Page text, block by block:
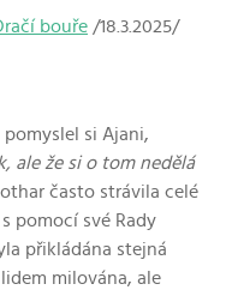
bouře /18.3.2025/
pomyslel si Ajani,
ale že si o tom nedělá
často strávila celé
pomocí své Rady
přikládána stejná
milována, ale